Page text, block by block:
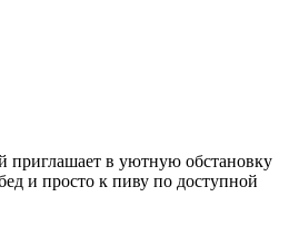
приглашает в уютную обстановку
и просто к пиву по доступной